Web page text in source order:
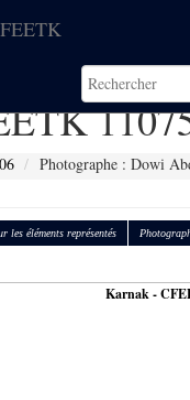
Photographe : Dowi
les éléments représentés